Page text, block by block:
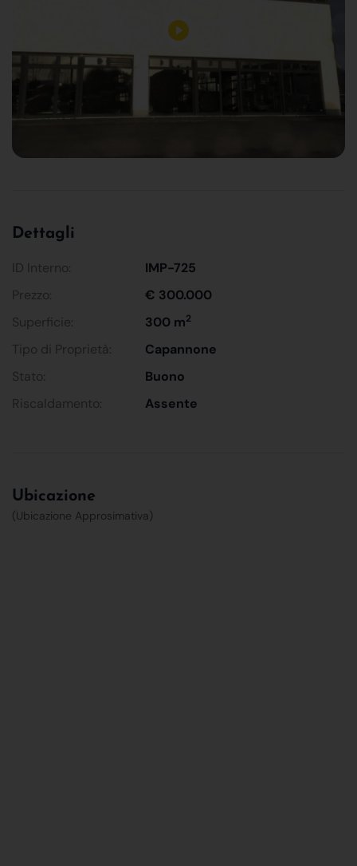
Dettagli
ID Interno:
IMP-725
Prezzo:
€ 300.000
Superficie:
300 m2
Tipo di Proprietà:
Capannone
Stato:
Buono
Riscaldamento:
Assente
Ubicazione
(Ubicazione Approsimativa)